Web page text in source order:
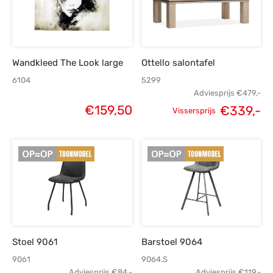
Wandkleed The Look large
6104
€159,50
Ottello salontafel
5299
Adviesprijs €479,-
prijs was:
€479,-.
Vissersprijs €339,-
Stoel 9061
9061
Barstoel 9064
9064.S